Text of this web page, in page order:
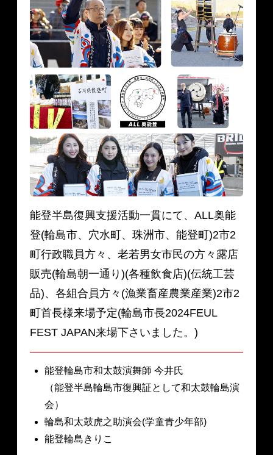
能登半島復興支援活動一貫にて、ALL奥能
登(輪島市、穴水町、珠洲市、能登町)2市2
町行政職員方々、老若男女市民の方々露店
販売(輪島朝一通り)(各種飲食店)(伝統工芸
品)、各組合員方々(漁業畜産農業産業)2市2
町首長様来場予定(輪島市長2024FEUL
FEST JAPAN来場下さいました。)
能登輪島市和太鼓演舞師 今井氏
（能登半島輪島市復興証として和太鼓輪島演
会）
輪島和太鼓虎之助演会(学童青少年部)
能登輪島きりこ